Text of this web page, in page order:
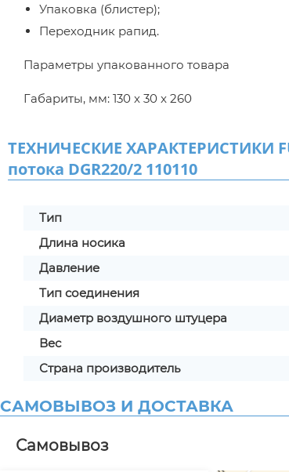
Упаковка (блистер);
Переходник рапид.
Параметры упакованного товара
Габариты, мм: 130 x 30 x 260
ТЕХНИЧЕСКИЕ ХАРАКТЕРИСТИКИ
потока DGR220/2 110110
Тип
Длина носика
Давление
Тип соединения
Диаметр воздушного штуцера
Вес
Страна производитель
САМОВЫВОЗ И ДОСТАВКА
Самовывоз